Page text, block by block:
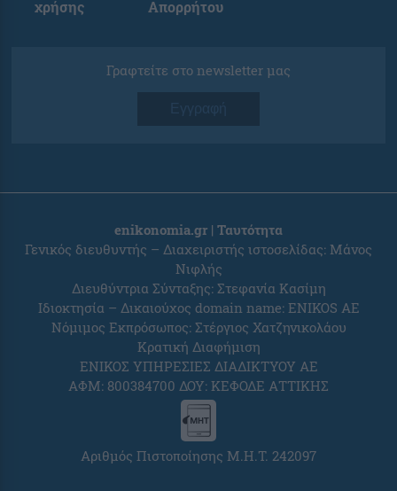
χρήσης
Απορρήτου
Γραφτείτε στο newsletter μας
Εγγραφή
enikonomia.gr | Ταυτότητα
Γενικός διευθυντής – Διαχειριστής ιστοσελίδας: Μάνος
Νιφλής
Διευθύντρια Σύνταξης: Στεφανία Κασίμη
Ιδιοκτησία – Δικαιούχος domain name: ENIKOS AE
Νόμιμος Εκπρόσωπος: Στέργιος Χατζηνικολάου
Κρατική Διαφήμιση
ΕΝΙΚΟΣ ΥΠΗΡΕΣΙΕΣ ΔΙΑΔΙΚΤΥΟΥ ΑΕ
ΑΦΜ: 800384700 ΔΟΥ: ΚΕΦΟΔΕ ΑΤΤΙΚΗΣ
Αριθμός Πιστοποίησης Μ.Η.Τ. 242097